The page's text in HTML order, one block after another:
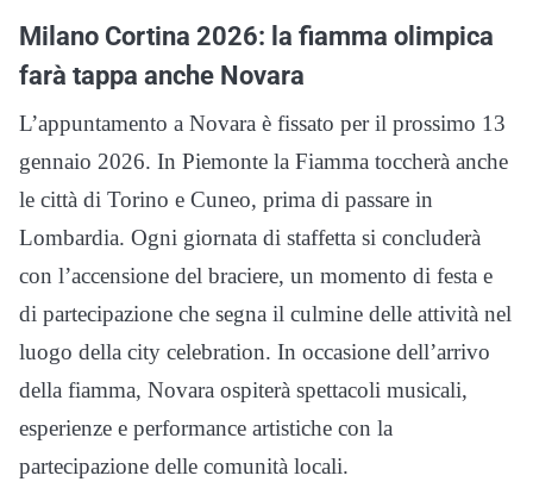
Milano Cortina 2026: la fiamma olimpica
farà tappa anche Novara
L’appuntamento a Novara è fissato per il prossimo 13
gennaio 2026. In Piemonte la Fiamma toccherà anche
le città di Torino e Cuneo, prima di passare in
Lombardia. Ogni giornata di staffetta si concluderà
con l’accensione del braciere, un momento di festa e
di partecipazione che segna il culmine delle attività nel
luogo della city celebration. In occasione dell’arrivo
della fiamma, Novara ospiterà spettacoli musicali,
esperienze e performance artistiche con la
partecipazione delle comunità locali.